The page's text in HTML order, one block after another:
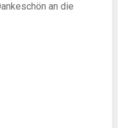
an die